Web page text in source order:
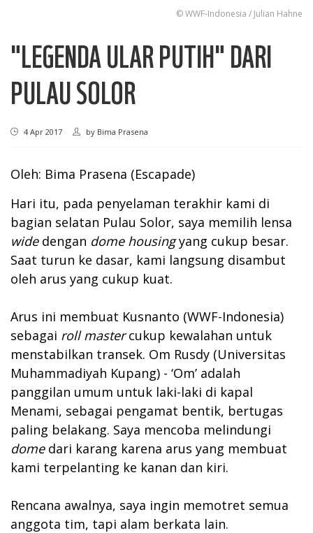
© WWF-Indonesia / Julian Hahne
"LEGENDA ULAR PUTIH" DARI
PULAU SOLOR
4 Apr 2017 by Bima Prasena
Oleh: Bima Prasena (Escapade)
Hari itu, pada penyelaman terakhir kami di
bagian selatan Pulau Solor, saya memilih lensa
widedengan dome housingyang cukup besar.
Saat turun ke dasar, kami langsung disambut
oleh arus yang cukup kuat.
Arus ini membuat Kusnanto (WWF-Indonesia)
sebagai roll mastercukup kewalahan untuk
menstabilkan transek. Om Rusdy (Universitas
Muhammadiyah Kupang) - ‘Om’ adalah
panggilan umum untuk laki-laki di kapal
Menami, sebagai pengamat bentik, bertugas
paling belakang. Saya mencoba melindungi
dome dari karang karena arus yang membuat
kami terpelanting ke kanan dan kiri.
Rencana awalnya, saya ingin memotret semua
anggota tim, tapi alam berkata lain.